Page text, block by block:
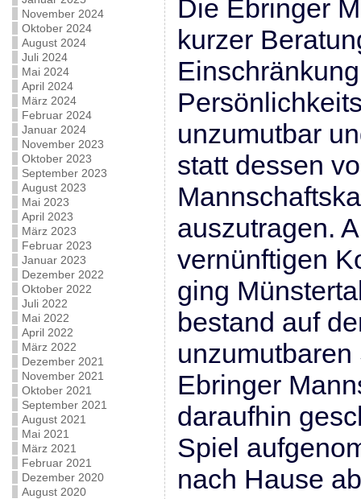
November 2024
Oktober 2024
August 2024
Juli 2024
Mai 2024
April 2024
März 2024
Februar 2024
Januar 2024
November 2023
Oktober 2023
September 2023
August 2023
Mai 2023
April 2023
März 2023
Februar 2023
Januar 2023
Dezember 2022
Oktober 2022
Juli 2022
Mai 2022
April 2022
März 2022
Dezember 2021
November 2021
Oktober 2021
September 2021
August 2021
Mai 2021
März 2021
Februar 2021
Dezember 2020
August 2020
Die Ebringer
kurzer
unzumutbar
statt dessen
auszutragen.
vernünftigen
ging
bestand auf
Ebringer
daraufhin
Spiel
nach Hause